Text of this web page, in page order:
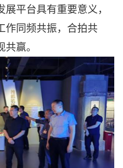
平台具有重要意义，
作同频共振，合拍共
赢。